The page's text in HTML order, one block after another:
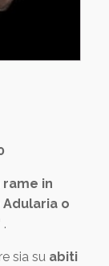
in
Adularia o
.
sia su abiti